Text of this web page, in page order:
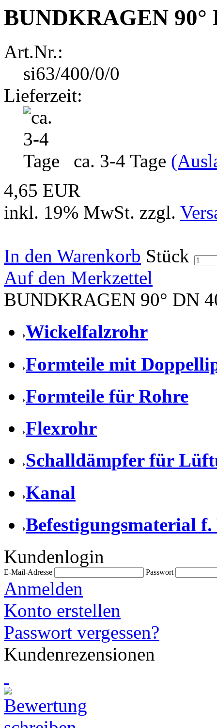
BUNDKRAGEN 90°
Art.Nr.:
si63/400/0/0
Lieferzeit:
ca. 3-4 Tage
4,65 EUR
inkl. 19% MwSt. zzgl.
In den Warenkorb Stück
Auf den Merkzettel
BUNDKRAGEN 90° DN
Wickelfalzrohr
Formteile mit
Formteile für Rohre
Flexrohr
Schalldämpfer für
Kanal
Befestigungsmaterial
Kundenlogin
E-Mail-Adresse Passwort
Anmelden
Konto erstellen
Passwort vergessen?
Kundenrezensionen